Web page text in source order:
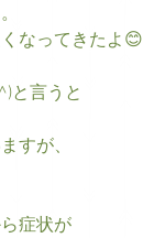
なってきたよ😊
と言うと
すが、
症状が